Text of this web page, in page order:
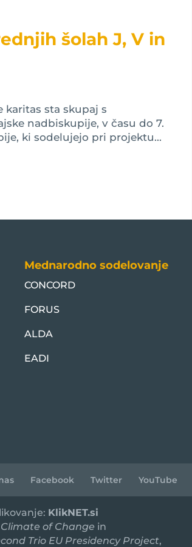
šolah J, V in
karitas sta skupaj s
nadbiskupije, v času do 7.
ki sodelujejo pri projektu...
Mednarodno sodelovanje
CONCORD
FORUS
ALDA
EADI
Facebook Twitter YouTube
KlikNET.si
Climate of Change in
Trio EU Presidency Project,